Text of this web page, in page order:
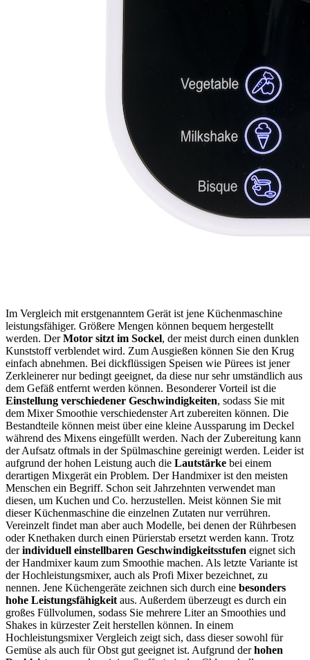
Im Vergleich mit erstgenanntem Gerät ist jene Küchenmaschine
leistungsfähiger. Größere Mengen können bequem hergestellt
werden. DerMotor sitzt im Sockel, der meist durch einen dunklen
Kunststoff verblendet wird. Zum Ausgießen können Sie den Krug
einfach abnehmen. Bei dickflüssigen Speisen wie Pürees ist jener
Zerkleinerer nur bedingt geeignet, da diese nur sehr umständlich aus
dem Gefäß entfernt werden können. Besonderer Vorteil ist die
Einstellung verschiedener Geschwindigkeiten, sodass Sie mit
dem Mixer Smoothie verschiedenster Art zubereiten können. Die
Bestandteile können meist über eine kleine Aussparung im Deckel
während des Mixens eingefüllt werden. Nach der Zubereitung kann
der Aufsatz oftmals in der Spülmaschine gereinigt werden. Leider ist
aufgrund der hohen Leistung auch die Lautstärke bei einem
derartigen Mixgerät ein Problem. Der Handmixer ist den meisten
Menschen ein Begriff. Schon seit Jahrzehnten verwendet man
diesen, um Kuchen und Co. herzustellen. Meist können Sie mit
dieser Küchenmaschine die einzelnen Zutaten nur verrühren.
Vereinzelt findet man aber auch Modelle, bei denen der Rührbesen
oder Knethaken durch einen Pürierstab ersetzt werden kann. Trotz
derindividuell einstellbaren Geschwindigkeitsstufen eignet sich
der Handmixer kaum zum Smoothie machen. Als letzte Variante ist
der Hochleistungsmixer, auch als Profi Mixer bezeichnet, zu
nennen. Jene Küchengeräte zeichnen sich durch eine besonders
hohe Leistungsfähigkeit aus. Außerdem überzeugt es durch ein
großes Füllvolumen, sodass Sie mehrere Liter an Smoothies und
Shakes in kürzester Zeit herstellen können. In einem
Hochleistungsmixer Vergleich zeigt sich, dass dieser sowohl für
Gemüse als auch für Obst gut geeignet ist. Aufgrund derhohen